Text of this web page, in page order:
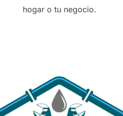
hogar o tu negocio.